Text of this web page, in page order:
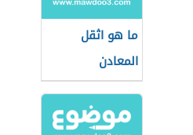
ما هو اثقل
المعادن